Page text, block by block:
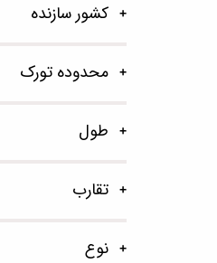
کشور سازنده
محدوده تورک
طول
تقارب
نوع